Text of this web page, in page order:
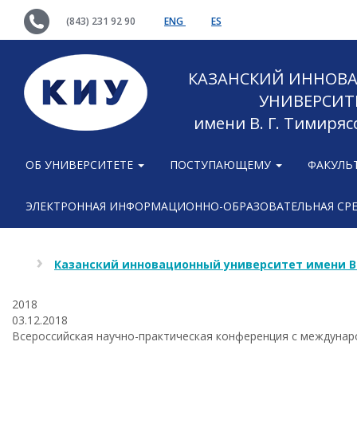
(843) 231 92 90 ENG ES
КАЗАНСКИЙ
имени В. Г.
ОБ УНИВЕРСИТЕТЕ ПОСТУПАЮЩЕМУ
ЭЛЕКТРОННАЯ ИНФОРМАЦИОННО-ОБРАЗОВАТЕЛЬНАЯ
Казанский инновационный университет имени
2018
03.12.2018
Всероссийская научно-практическая конференция с